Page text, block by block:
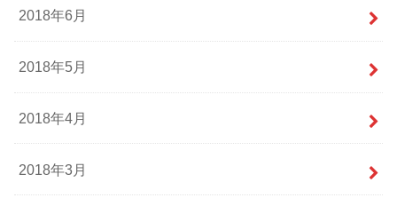
2018年6月
2018年5月
2018年4月
2018年3月